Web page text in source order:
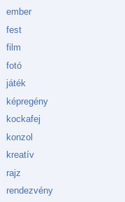
ember
fest
film
fotó
játék
képregény
kockafej
konzol
kreatív
rajz
rendezvény